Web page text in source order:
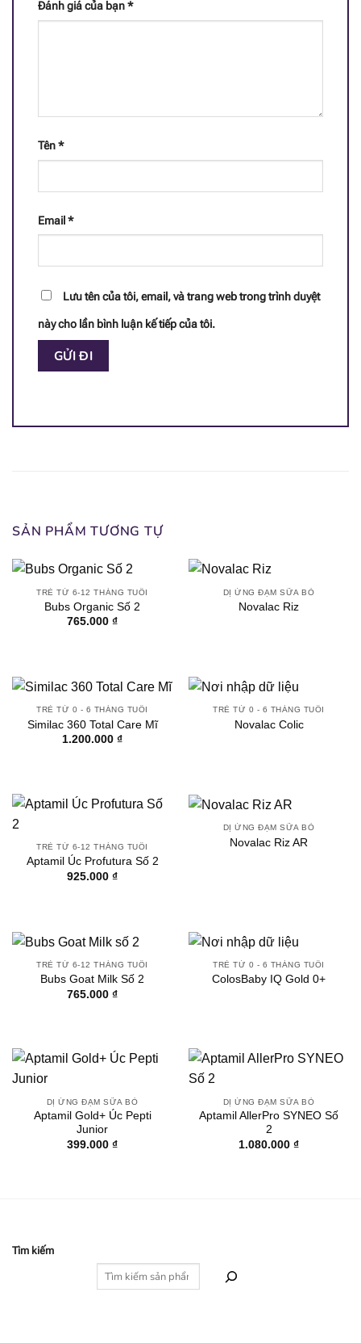
id="1942"]
<64 mcg
[popup_anything
[popup_anything
0.47 mg
[popup_anything
id="1940"]
Đánh giá của bạn*
Tên*
Email *
Lưu tên của tôi, email, và trang web trong trình duyệt
này cho lần bình luận kế tiếp của tôi.
SẢN PHẨM TƯƠNG TỰ
TRẺ TỪ 6-12 THÁNG TUỔI
Bubs Organic Số 2
765.000 ₫
DỊ ỨNG ĐẠM SỮA BÒ
Novalac Riz
TRẺ TỪ 0 - 6 THÁNG TUỔI
Similac 360 Total Care Mĩ
1.200.000 ₫
TRẺ TỪ 0 - 6 THÁNG TUỔI
Novalac Colic
TRẺ TỪ 6-12 THÁNG TUỔI
Aptamil Úc Profutura Số 2
925.000 ₫
DỊ ỨNG ĐẠM SỮA BÒ
Novalac Riz AR
TRẺ TỪ 6-12 THÁNG TUỔI
Bubs Goat Milk Số 2
765.000 ₫
TRẺ TỪ 0 - 6 THÁNG TUỔI
ColosBaby IQ Gold 0+
DỊ ỨNG ĐẠM SỮA BÒ
Aptamil Gold+ Úc Pepti
Junior
399.000 ₫
DỊ ỨNG ĐẠM SỮA BÒ
Aptamil AllerPro SYNEO Số
2
1.080.000 ₫
Tìm kiếm